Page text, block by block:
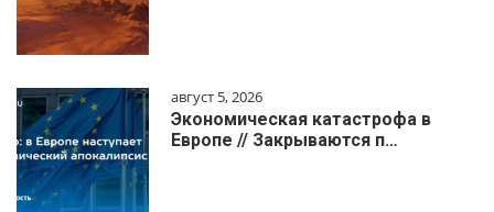
август 5, 2026
Экономическая катастрофа в
Европе // Закрываются п…